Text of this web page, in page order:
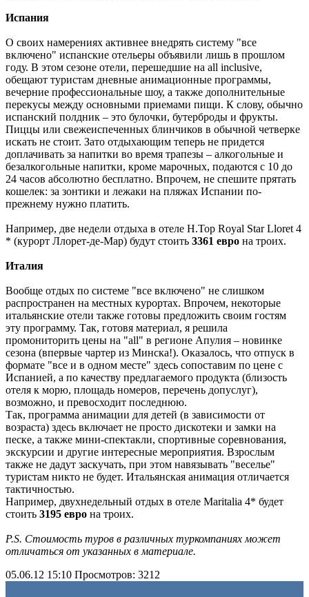
Испания
О своих намерениях активнее внедрять систему "все
включено" испанские отельеры объявили лишь в прошлом
году. В этом сезоне отели, перешедшие на all inclusive,
обещают туристам дневные анимационные программы,
вечерние профессиональные шоу, а также дополнительные
перекусы между основными приемами пищи. К слову, обычно
испанский полдник – это булочки, бутерброды и фрукты.
Пиццы или свежеиспеченных блинчиков в обычной четверке
искать не стоит. Зато отдыхающим теперь не придется
доплачивать за напитки во время трапезы – алкогольные и
безалкогольные напитки, кроме марочных, подаются с 10 до
24 часов абсолютно бесплатно. Впрочем, не спешите прятать
кошелек: за зонтики и лежаки на пляжах Испании по-
прежнему нужно платить.
Например, две недели отдыха в отеле H.Top Royal Star Lloret 4
* (курорт Ллорет-де-Мар) будут стоить 3361 евро на троих.
Италия
Вообще отдых по системе "все включено" не слишком
распространен на местных курортах. Впрочем, некоторые
итальянские отели также готовы предложить своим гостям
эту программу. Так, готовя материал, я решила
промониторить цены на "all" в регионе Апулия – новинке
сезона (впервые чартер из Минска!). Оказалось, что отпуск в
формате "все и в одном месте" здесь сопоставим по цене с
Испанией, а по качеству предлагаемого продукта (близость
отеля к морю, площадь номеров, перечень допуслуг),
возможно, и превосходит последнюю.
Так, программа анимации для детей (в зависимости от
возраста) здесь включает не просто дискотеки и замки на
песке, а также мини-спектакли, спортивные соревнования,
экскурсии и другие интересные мероприятия. Взрослым
также не дадут заскучать, при этом навязывать "веселье"
туристам никто не будет. Итальянская анимация отличается
тактичностью.
Например, двухнедельный отдых в отеле Maritalia 4* будет
стоить 3195 евро на троих.
P.S. Стоимость туров в различных туркомпаниях может
отличаться от указанных в материале.
05.06.12 15:10 Просмотров: 3212